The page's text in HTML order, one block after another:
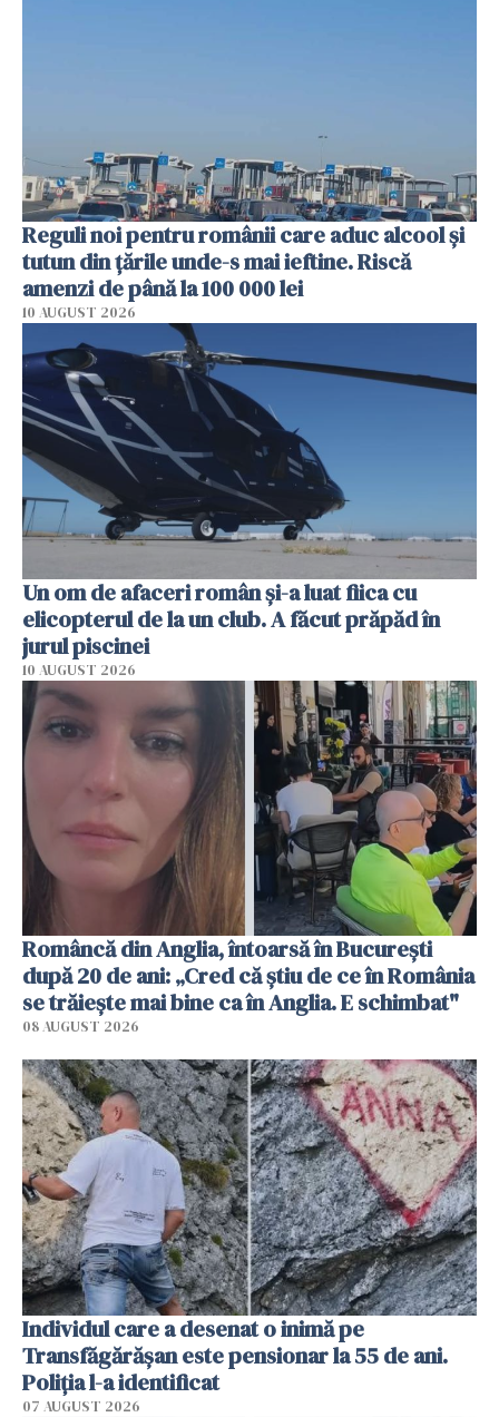
Reguli noi pentru românii care aduc alcool și
tutun din țările unde-s mai ieftine. Riscă
amenzi de până la 100 000 lei
10 AUGUST 2026
Un om de afaceri român și-a luat fiica cu
elicopterul de la un club. A făcut prăpăd în
jurul piscinei
10 AUGUST 2026
Româncă din Anglia, întoarsă în București
după 20 de ani: „Cred că știu de ce în România
se trăiește mai bine ca în Anglia. E schimbat"
08 AUGUST 2026
Individul care a desenat o inimă pe
Transfăgărășan este pensionar la 55 de ani.
Poliția l-a identificat
07 AUGUST 2026